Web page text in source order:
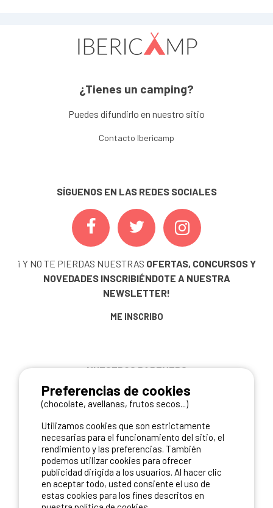
¿Tienes un camping?
Puedes difundirlo en nuestro sitio
Contacto Ibericamp
SÍGUENOS EN LAS REDES SOCIALES
¡ Y NO TE PIERDAS NUESTRAS OFERTAS, CONCURSOS Y
NOVEDADES INSCRIBIÉNDOTE A NUESTRA
NEWSLETTER!
ME INSCRIBO
NUESTROS PARTNERS
Preferencias de cookies
(chocolate, avellanas, frutos secos...)
Utilizamos cookies que son estrictamente
necesarias para el funcionamiento del sitio, el
rendimiento y las preferencias. También
podemos utilizar cookies para ofrecer
publicidad dirigida a los usuarios. Al hacer clic
en aceptar todo, usted consiente el uso de
estas cookies para los fines descritos en